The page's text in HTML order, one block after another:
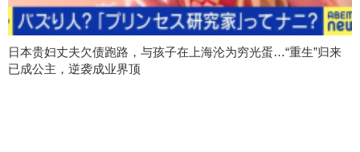
日本贵妇丈夫欠债跑路，与孩子在上海沦为穷光蛋…“重生”归来
已成公主，逆袭成业界顶